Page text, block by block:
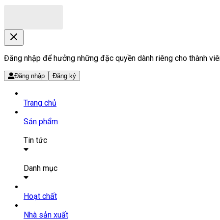
Đăng nhập để hưởng những đặc quyền dành riêng cho thành
Đăng nhập Đăng ký
Trang chủ
Sản phẩm
Tin tức
Tin tức
Danh mục
SẢN PHẨM THUỐC
Tất cả sản phẩm
Hoạt chất
Nhà sản xuất